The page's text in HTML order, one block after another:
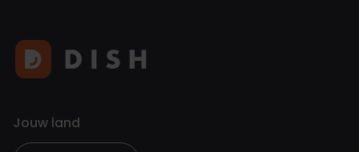
Jouw land